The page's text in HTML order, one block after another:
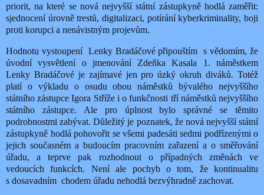
priorit, na které se nová nejvyšší státní zástupkyně hodlá zaměřit:
sjednocení úrovně trestů, digitalizaci, potírání kyberkriminality, boji
proti korupci a nenávistným projevům.
Hodnotu vystoupení Lenky Bradáčové připouštím s vědomím, že
úvodní vysvětlení o jmenování Zdeňka Kasala 1. náměstkem
Lenky Bradáčové je zajímavé jen pro úzký okruh diváků. Totéž
platí o výkladu o osudu obou náměstků bývalého nejvyššího
státního zástupce Igora Stříže i o funkčnosti tří náměstků nejvyššího
státního zástupce. Ale pro úplnost bylo správné se těmito
podrobnostmi zabývat. Důležitý je poznatek, že nová nejvyšší státní
zástupkyně hodlá pohovořit se všemi padesáti sedmi podřízenými o
jejich současném a budoucím pracovním zařazení a o směřování
úřadu, a teprve pak rozhodnout o případných změnách ve
vedoucích funkcích. Není ale pochyb o tom, že kontinualitu
s dosavadním chodem úřadu nehodlá bezvýhradně zachovat.